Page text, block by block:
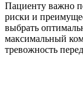
Пациенту важно
риски и
выбрать
максимальный
тревожность